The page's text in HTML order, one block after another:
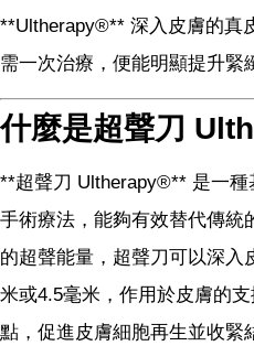
**Ultherapy®** 深入皮膚的真
需一次治療，便能明顯提升緊
什麼是超聲刀
**超聲刀 Ultherapy®** 是一
手術療法，能夠有效替代傳統
的超聲能量，超聲刀可以深入
米或4.5毫米，作用於皮膚的
點，促進皮膚細胞再生並收緊